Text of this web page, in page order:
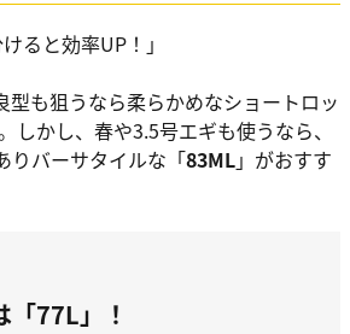
ると効率UP！」
型も狙うなら柔らかめなショートロッ
しかし、春や3.5号エギも使うなら、
りバーサタイルな「83ML」がおすす
77L」！